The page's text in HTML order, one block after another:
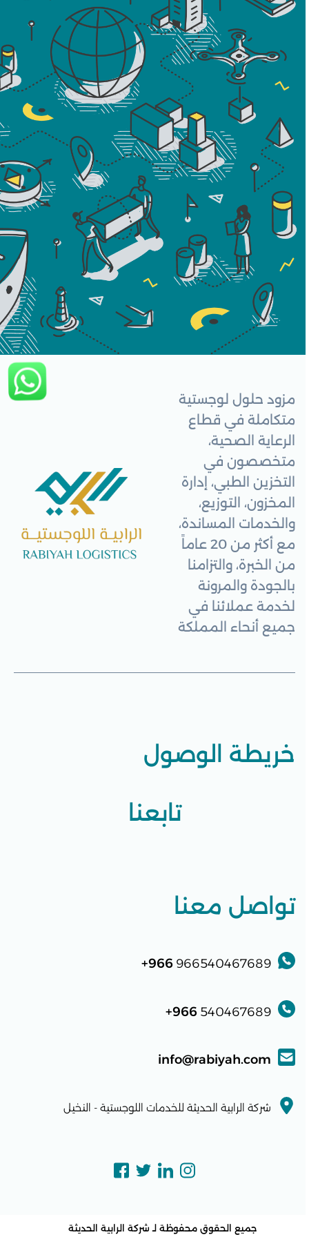
مزود حلول لوجستية
متكاملة في قطاع
الرعاية الصحية،
متخصصون في
التخزين الطبي، إدارة
المخزون، التوزيع،
والخدمات المساندة،
مع أكثر من 20 عاماً
من الخبرة، والتزامنا
بالجودة والمرونة
لخدمة عملائنا في
جميع أنحاء المملكة
تواصل معنا
966540467689
966+
540467689
966+
info@rabiyah.com
شركة الرابية الحديثة للخدمات اللوجستية - النخيل
تابعنا
خريطة الوصول
جميع الحقوق محفوظة لـشركة الرابية الحديثة